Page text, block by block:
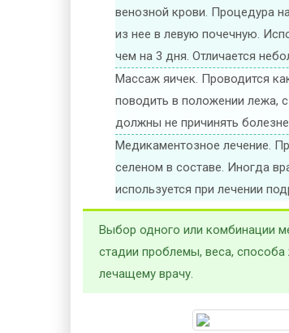
венозной крови. Процедура
из нее в левую почечную.
чем на 3 дня. Отличается
Массаж яичек. Проводится
поводить в положении лежа,
должны не причинять
Медикаментозное лечение.
селеном в составе. Иногда
используется при лечении
Выбор одного или комбинации
стадии проблемы, веса,
лечащему врачу.